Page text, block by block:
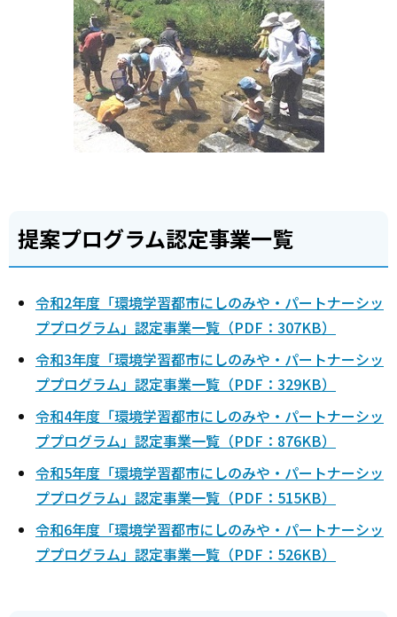
提案プログラム認定事業一覧
令和2年度「環境学習都市にしのみや・パートナーシッ
ププログラム」認定事業一覧（PDF：307KB）
令和3年度「環境学習都市にしのみや・パートナーシッ
ププログラム」認定事業一覧（PDF：329KB）
令和4年度「環境学習都市にしのみや・パートナーシッ
ププログラム」認定事業一覧（PDF：876KB）
令和5年度「環境学習都市にしのみや・パートナーシッ
ププログラム」認定事業一覧（PDF：515KB）
令和6年度「環境学習都市にしのみや・パートナーシッ
ププログラム」認定事業一覧（PDF：526KB）